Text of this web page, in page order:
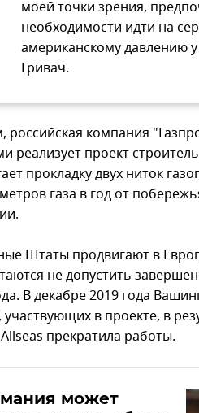
моей точки зрения,
необходимости идти на
американскому давлению
Гривач.
компания
реализует проект
прокладку двух ниток
газа в год от
Штаты продвигают в
не допустить
В декабре 2019 года
в проекте, в
прекратила работы.
может